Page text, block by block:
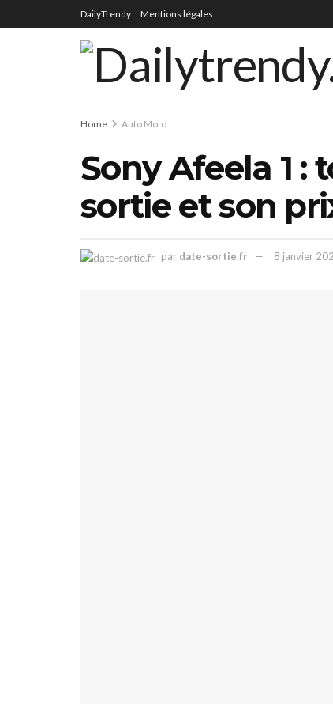
DailyTrendy Mentions légales
Home Auto Moto
Sony Afeela 1 :
sortie et son
par date-sortie.fr 8 janvier